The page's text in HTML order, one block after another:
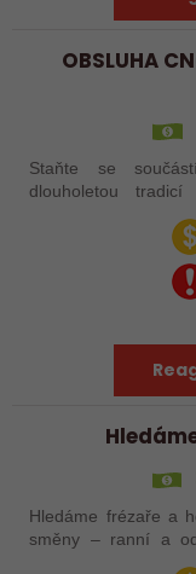
OBSLUHA
Staňte se
dlouholetou
aktuálně
Hledáme frézaře a
směny – ranní a
šikovné nováčky,